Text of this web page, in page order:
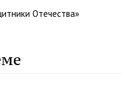
Отечества»